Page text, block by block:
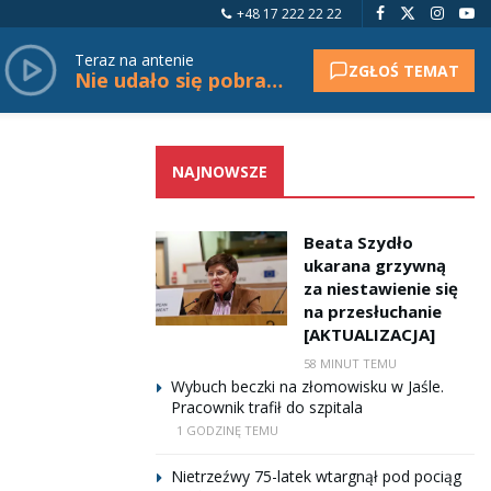
+48 17 222 22 22
Teraz na antenie
Nie udało się pobrać tytułu. ZGŁOŚ TEMAT
NAJNOWSZE
Beata Szydło
ukarana grzywną
za niestawienie się
na przesłuchanie
[AKTUALIZACJA]
58 MINUT TEMU
Wybuch beczki na złomowisku w Jaśle.
Pracownik trafił do szpitala
1 GODZINĘ TEMU
Nietrzeźwy 75-latek wtargnął pod pociąg